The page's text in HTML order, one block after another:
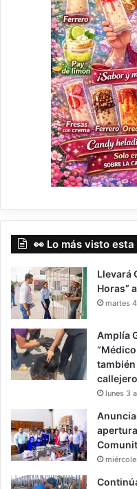
👀 Lo más visto esta
Llevará
Horas”
martes
Amplía
lunes 3